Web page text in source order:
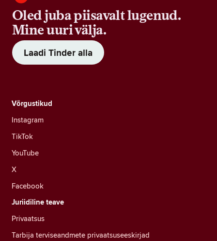
Oled juba piisavalt lugenud.
Mine uuri välja.
Laadi Tinder alla
Võrgustikud
Instagram
TikTok
YouTube
X
Facebook
Juriidiline teave
Privaatsus
Tarbija terviseandmete privaatsuseeskirjad